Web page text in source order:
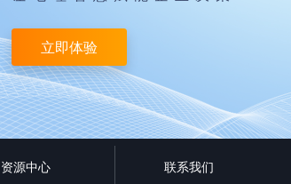
立即体验
资源中心 联系我们